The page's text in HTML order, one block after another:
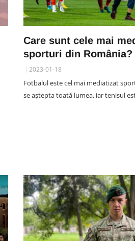
Care sunt cele mai
sporturi din România?
2023-01-18
Fotbalul este cel mai mediatizat
se aștepta toată lumea, iar tenisul